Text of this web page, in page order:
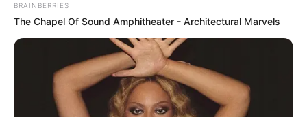
BRAINBERRIES
The Chapel Of Sound Amphitheater - Architectural Marvels